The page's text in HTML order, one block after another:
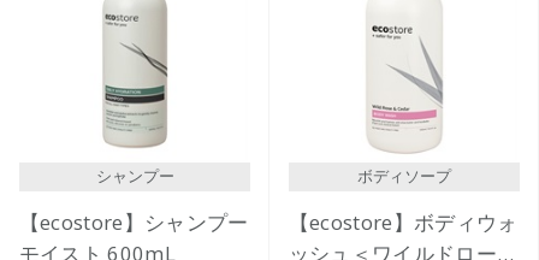
シャンプー
【ecostore】シャンプー
モイスト 600mL
ボディソープ
【ecostore】ボディウォ
ッシュ＜ワイルドローズ